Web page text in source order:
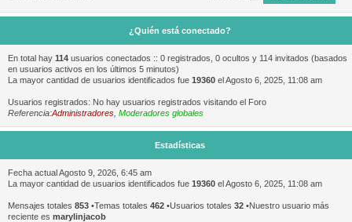
¿Quién está conectado?
En total hay 114 usuarios conectados :: 0 registrados, 0 ocultos y 114 invitados (basados
en usuarios activos en los últimos 5 minutos)
La mayor cantidad de usuarios identificados fue 19360 el Agosto 6, 2025, 11:08 am
Usuarios registrados: No hay usuarios registrados visitando el Foro
Referencia:Administradores Moderadores globales
Estadísticas
Fecha actual Agosto 9, 2026, 6:45 am
La mayor cantidad de usuarios identificados fue 19360 el Agosto 6, 2025, 11:08 am
Mensajes totales 853 •Temas totales 462 •Usuarios totales 32 •Nuestro usuario más
reciente es marylinjacob